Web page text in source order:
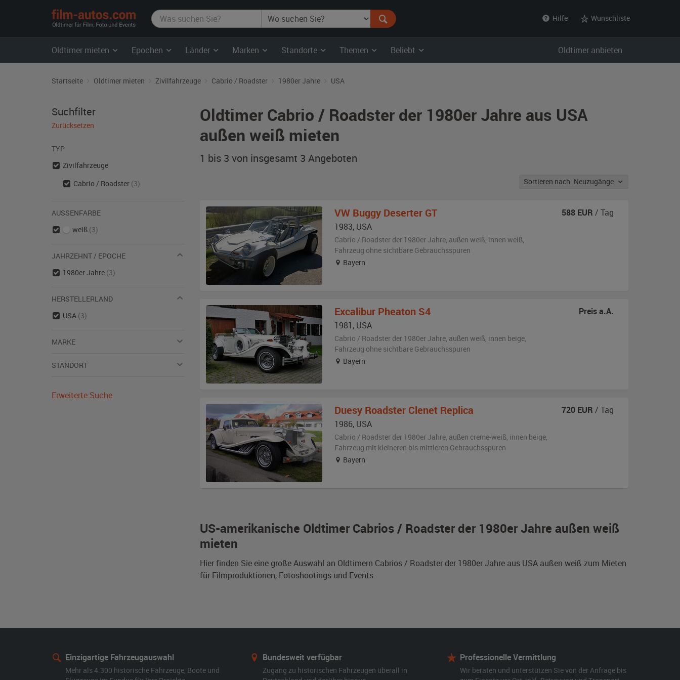
film-
autos.com
Hilfe Wunschliste
Oldtimer mieten Epochen Länder Marken Standorte Themen Beliebt Oldtimer anbieten
Startseite Oldtimer mieten Zivilfahrzeuge Cabrio / Roadster 1980er Jahre USA
Oldtimer Cabrio / Roadster der 1980er Jahre aus USA
außen weiß mieten
1 bis 3 von insgesamt 3 Angeboten
Sortieren nach: Neuzugänge
US-amerikanische Oldtimer Cabrios / Roadster der 1980er Jahre außen weiß
mieten
Hier finden Sie eine große Auswahl an Oldtimern Cabrios / Roadster der 1980er Jahre aus USA außen weiß zum Mieten
für Filmproduktionen, Fotoshootings und Events.
VW Buggy Deserter GT
1983, USA
Cabrio / Roadster der 1980er Jahre, außen weiß, innen weiß,
Fahrzeug ohne sichtbare Gebrauchsspuren
Bayern
588 EUR / Tag
Excalibur Pheaton S4
1981, USA
Cabrio / Roadster der 1980er Jahre, außen weiß, innen beige,
Fahrzeug ohne sichtbare Gebrauchsspuren
Bayern
Preis a.A.
Duesy Roadster Clenet Replica
1986, USA
Cabrio / Roadster der 1980er Jahre, außen creme-weiß, innen beige,
Fahrzeug mit kleineren bis mittleren Gebrauchsspuren
Bayern
720 EUR / Tag
Suchfilter
Zurücksetzen
TYP
Zivilfahrzeuge
Cabrio / Roadster (3)
AUSSENFARBE
weiß (3)
JAHRZEHNT / EPOCHE
1980er Jahre (3)
HERSTELLERLAND
USA (3)
MARKE
STANDORT
Erweiterte Suche
Einzigartige Fahrzeugauswahl
Mehr als 4.300 historische Fahrzeuge, Boote und
Bundesweit verfügbar
Zugang zu historischen Fahrzeugen überall in
Professionelle Vermittlung
Wir beraten und unterstützen Sie von der Anfrage bis